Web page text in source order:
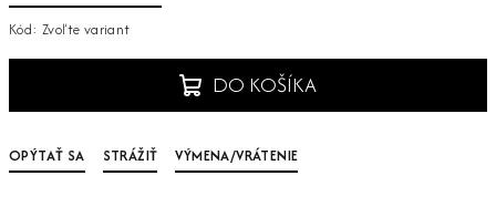
Kód: Zvoľte variant
DO KOŠÍKA
OPÝTAŤ SA STRÁŽIŤ VÝMENA/VRÁTENIE